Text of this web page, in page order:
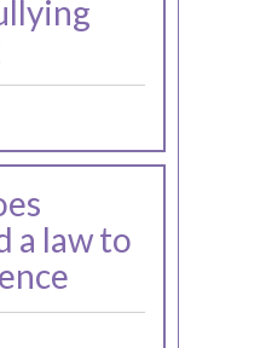
a law to